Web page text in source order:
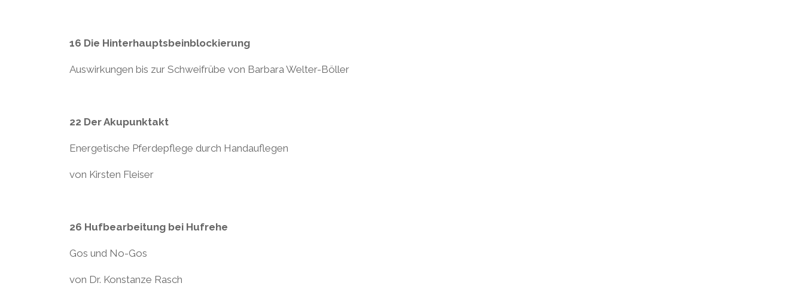
16 Die Hinterhauptsbeinblockierung
Auswirkungen bis zur Schweifrübe von Barbara Welter-Böller
22 Der Akupunktakt
Energetische Pferdepflege durch Handauflegen
von Kirsten Fleiser
26 Hufbearbeitung bei Hufrehe
Gos und No-Gos
von Dr. Konstanze Rasch